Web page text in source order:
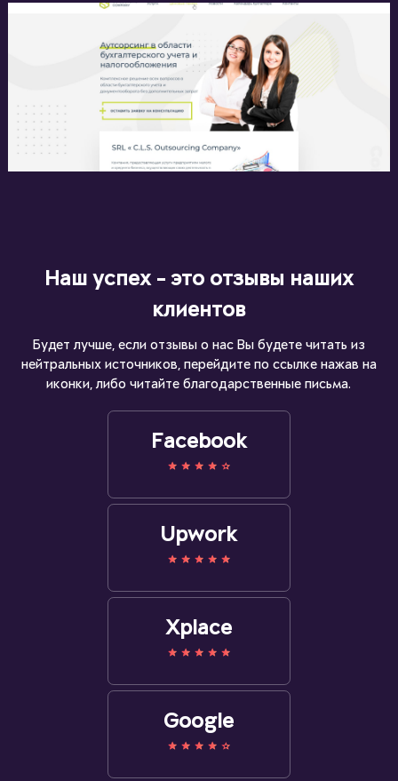
Наш успех - это отзывы наших
клиентов
Будет лучше, если отзывы о нас Вы будете читать из
нейтральных источников, перейдите по ссылке нажав на
иконки, либо читайте благодарственные письма.
Facebook
Upwork
Xplace
Google